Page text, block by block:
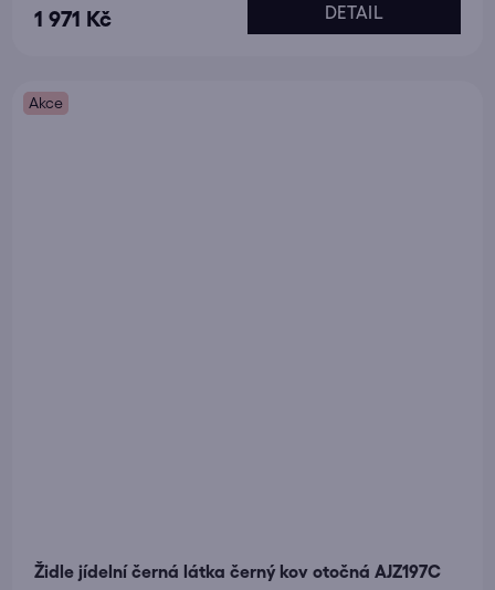
1 971 Kč DETAIL
Akce
Židle jídelní černá látka černý kov otočná AJZ197C